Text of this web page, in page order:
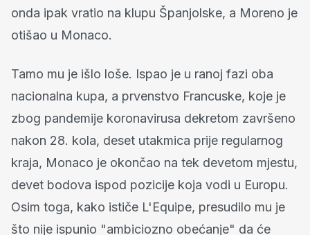
onda ipak vratio na klupu Španjolske, a Moreno je
otišao u Monaco.
Tamo mu je išlo loše. Ispao je u ranoj fazi oba
nacionalna kupa, a prvenstvo Francuske, koje je
zbog pandemije koronavirusa dekretom završeno
nakon 28. kola, deset utakmica prije regularnog
kraja, Monaco je okončao na tek devetom mjestu,
devet bodova ispod pozicije koja vodi u Europu.
Osim toga, kako ističe L'Equipe, presudilo mu je
što nije ispunio "ambiciozno obećanje" da će